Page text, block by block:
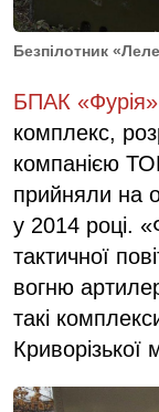
Безпілотник
БПАК «Фурія»
комплекс,
компанією
прийняли на
у 2014 році.
тактичної
вогню
такі
Криворізької